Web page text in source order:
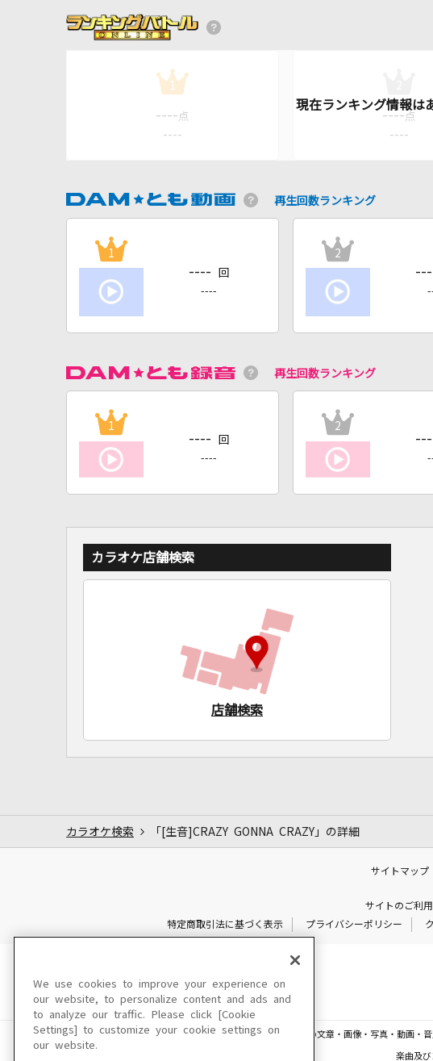
1
---- 点
----
---- 点
----
再生回数ランキング
1
---- 回
----
2
再生回数ランキング
1
---- 回
----
2
カラオケ店舗検索
店舗検索
カラオケ検索 「[生音]CRAZY GONNA CRAZY」の詳細
サイトマップ
サイトのご利
特定商取引法に基づく表示
プライバシーポリシー
このサイトに掲載されている一切の文章・画像・写真・動画・
楽曲及び
We use cookies to improve your experience on
our website, to personalize content and ads and
to analyze our traffic. Please click [Cookie
Settings] to customize your cookie settings on
our website.